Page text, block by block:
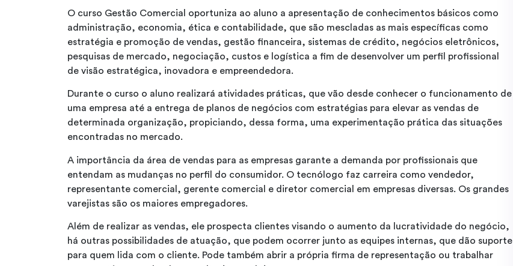
O curso Gestão Comercial oportuniza ao aluno a apresentação de conhecimentos básicos como
administração, economia, ética e contabilidade, que são mescladas as mais específicas como
estratégia e promoção de vendas, gestão financeira, sistemas de crédito, negócios eletrônicos,
pesquisas de mercado, negociação, custos e logística a fim de desenvolver um perfil profissional
de visão estratégica, inovadora e empreendedora.
Durante o curso o aluno realizará atividades práticas, que vão desde conhecer o funcionamento de
uma empresa até a entrega de planos de negócios com estratégias para elevar as vendas de
determinada organização, propiciando, dessa forma, uma experimentação prática das situações
encontradas no mercado.
A importância da área de vendas para as empresas garante a demanda por profissionais que
entendam as mudanças no perfil do consumidor. O tecnólogo faz carreira como vendedor,
representante comercial, gerente comercial e diretor comercial em empresas diversas. Os grandes
varejistas são os maiores empregadores.
Além de realizar as vendas, ele prospecta clientes visando o aumento da lucratividade do negócio,
há outras possibilidades de atuação, que podem ocorrer junto as equipes internas, que dão suporte
para quem lida com o cliente. Pode também abrir a própria firma de representação ou trabalhar